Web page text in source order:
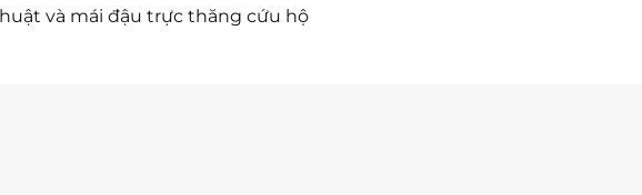
và mái đậu trực thăng cứu hộ